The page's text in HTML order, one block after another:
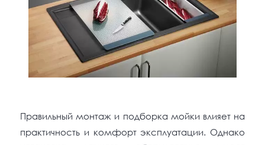
Правильный монтаж и подборка мойки влияет на
практичность и комфорт эксплуатации. Однако